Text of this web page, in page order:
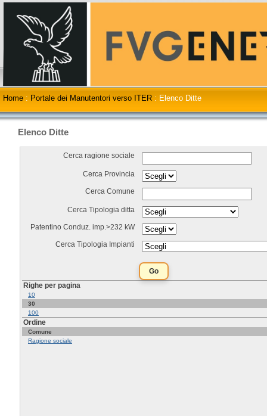
Home : Portale dei Manutentori verso ITER : Elenco Ditte
Elenco Ditte
Cerca ragione sociale
Cerca Provincia
Cerca Comune
Cerca Tipologia ditta
Patentino Conduz. imp.>232 kW
Cerca Tipologia Impianti
Righe per pagina
10
30
100
Ordine
Comune
Ragione sociale